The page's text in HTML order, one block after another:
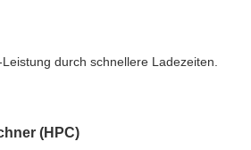
durch schnellere Ladezeiten.
(HPC)